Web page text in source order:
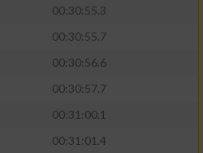
00:30:55.3
00:30:55.7
00:30:56.6
00:30:57.7
00:31:00.1
00:31:01.4